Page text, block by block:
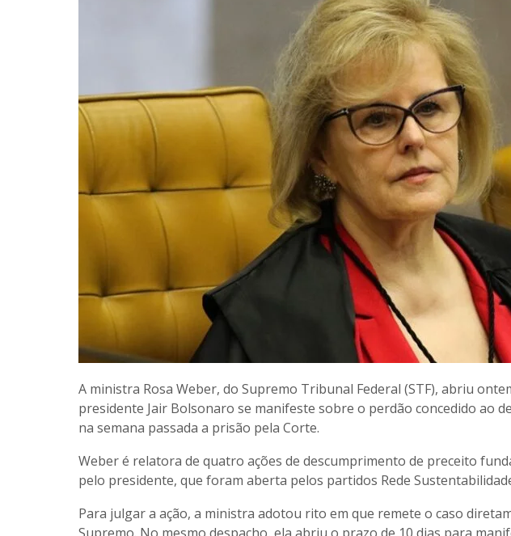
A ministra Rosa Weber, do Supremo Tribunal Federal (STF), abriu
presidente Jair Bolsonaro se manifeste sobre o perdão concedido ao
na semana passada a prisão pela Corte.
Weber é relatora de quatro ações de descumprimento de preceito
pelo presidente, que foram aberta pelos partidos Rede
Para julgar a ação, a ministra adotou rito em que remete o caso